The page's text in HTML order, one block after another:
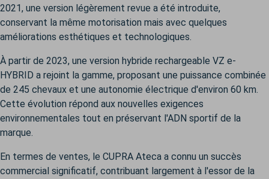
2021, une version légèrement revue a été introduite,
conservant la même motorisation mais avec quelques
améliorations esthétiques et technologiques.
À partir de 2023, une version hybride rechargeable VZ e-
HYBRID a rejoint la gamme, proposant une puissance combinée
de 245 chevaux et une autonomie électrique d'environ 60 km.
Cette évolution répond aux nouvelles exigences
environnementales tout en préservant l'ADN sportif de la
marque.
En termes de ventes, le CUPRA Ateca a connu un succès
commercial significatif, contribuant largement à l'essor de la